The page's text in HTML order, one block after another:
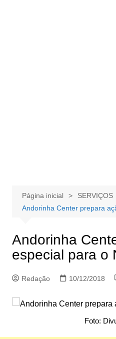
Página inicial
SERVIÇOS
Andorinha Center prepara
Andorinha
especial para o
Redação 10/12/2018
Foto: